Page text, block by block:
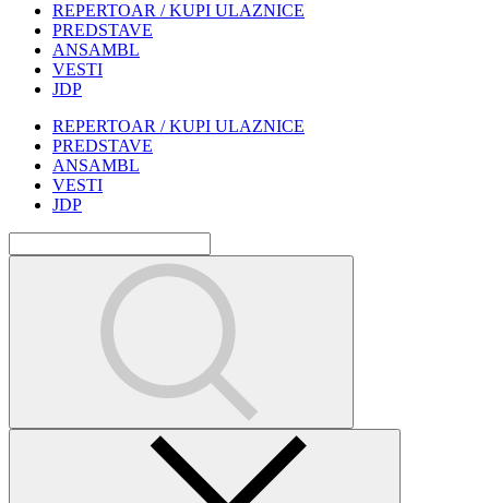
REPERTOAR / KUPI ULAZNICE
PREDSTAVE
ANSAMBL
VESTI
JDP
REPERTOAR / KUPI ULAZNICE
PREDSTAVE
ANSAMBL
VESTI
JDP